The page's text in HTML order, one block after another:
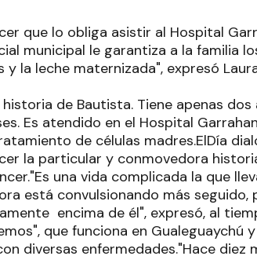
que lo obliga asistir al Hospital
municipal le garantiza a la familia
la leche maternizada", expresó
de Bautista. Tiene apenas
Es atendido en el Hospital
de células madres.ElDía
la particular y conmovedora
una vida complicada la que
está convulsionando más seguido,
encima de él", expresó, al
que funciona en Gualeguaychú
diversas enfermedades."Hace diez